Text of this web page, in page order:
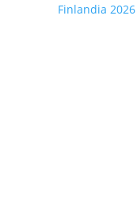
Finlandia 2026